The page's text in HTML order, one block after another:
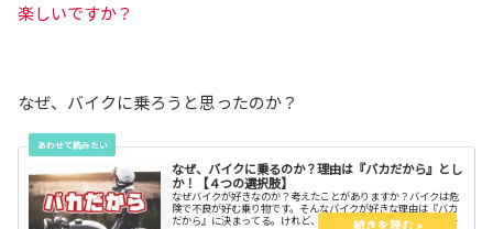
楽しいですか？
なぜ、バイクに乗ろうと思ったのか？
なぜ、バイクに乗るのか？理由は『バカだから』とし
か！【４つの選択肢】
なぜバイクが好きなのか？考えたことがありますか？バイクは危
険で不良が好む乗り物です。そんなバイクが好きな理由は『バカ
だから』に決まってる。けれど、そこには強烈な経験が待って